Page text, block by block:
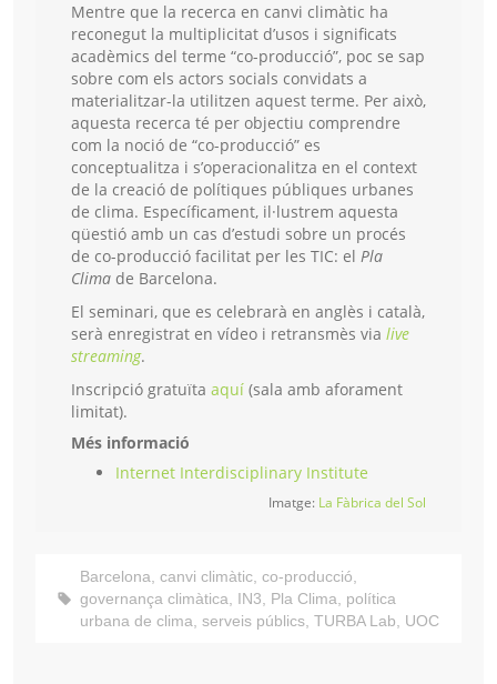
Mentre que la recerca en canvi climàtic ha
reconegut la multiplicitat d’usos i significats
acadèmics del terme “co-producció”, poc se sap
sobre com els actors socials convidats a
materialitzar-la utilitzen aquest terme. Per això,
aquesta recerca té per objectiu comprendre
com la noció de “co-producció” es
conceptualitza i s’operacionalitza en el context
de la creació de polítiques públiques urbanes
de clima. Específicament, il·lustrem aquesta
qüestió amb un cas d’estudi sobre un procés
de co-producció facilitat per les TIC: el Pla
Clima de Barcelona.
El seminari, que es celebrarà en anglès i català,
serà enregistrat en vídeo i retransmès via live
streaming.
Inscripció gratuïta aquí (sala amb aforament
limitat).
Més informació
Internet Interdisciplinary Institute
Imatge: La Fàbrica del Sol
Barcelona, canvi climàtic, co-producció,
governança climàtica, IN3, Pla Clima, política
urbana de clima, serveis públics, TURBA Lab, UOC